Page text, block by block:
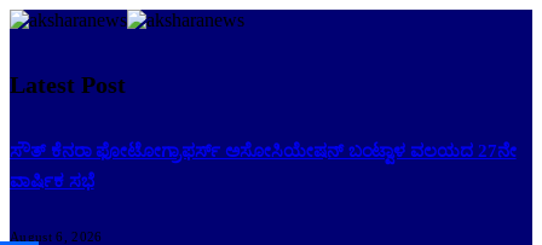
Latest Post
ಸೌತ್ ಕೆನರಾ ಫೋಟೋಗ್ರಾಫರ್ಸ್ ಅಸೋಸಿಯೇಷನ್ ಬಂಟ್ವಾಳ ವಲಯದ 27ನೇ
ವಾರ್ಷಿಕ ಸಭೆ
August 6, 2026